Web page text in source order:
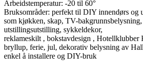
Arbeidstemperatur: -20 til 60°
Bruksområder: perfekt til DIY innendørs og
som kjøkken, skap, TV-bakgrunnsbelysning,
utstillingsutstilling, sykkeldekor,
reklameskilt , bokstavdesign , Hotellklubber
bryllup, ferie, jul, dekorativ belysning av
enkel å installere og DIY-bruk